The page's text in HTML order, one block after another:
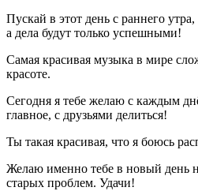
Пускай в этот день с раннего
а дела будут только успешными!
Самая красивая музыка в мире
красоте.
Сегодня я тебе желаю с каждым
главное, с друзьями делиться!
Ты такая красивая, что я боюсь
Желаю именно тебе в новый день
старых проблем. Удачи!